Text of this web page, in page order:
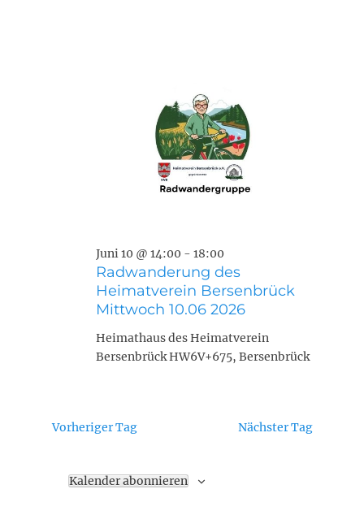
Radwanderung des
Heimatverein Bersenbrück
Mittwoch 10.06 2026
Juni 10 @ 14:00 - 18:00
Heimathaus des Heimatverein
BersenbrückHW6V+675, Bersenbrück
Vorheriger Tag Nächster Tag
Kalender abonnieren